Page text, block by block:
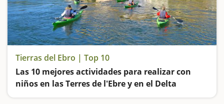
Tierras del Ebro | Top 10
Las 10 mejores actividades para realizar con
niños en las Terres de l'Ebre y en el Delta